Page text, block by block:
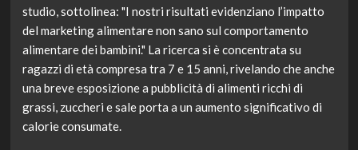
studio, sottolinea: "I nostri risultati evidenziano l’impatto
del marketing alimentare non sano sul comportamento
alimentare dei bambini." La ricerca si è concentrata su
ragazzi di età compresa tra 7 e 15 anni, rivelando che anche
una breve esposizione a pubblicità di alimenti ricchi di
grassi, zuccheri e sale porta a un aumento significativo di
calorie consumate.